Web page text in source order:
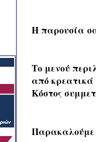
Η παρουσία
Το μενού
από κρεατικά
Κόστος
Παρακαλούμε